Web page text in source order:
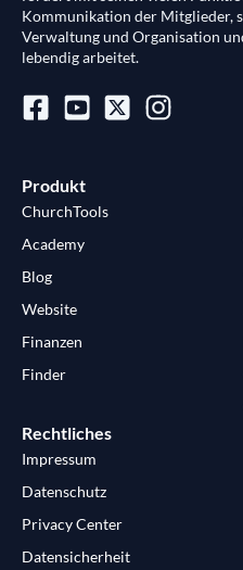
Kommunikation der Mitglieder,
Verwaltung und Organisation
lebendig arbeitet.
Produkt
ChurchTools
Academy
Blog
Website
Finanzen
Finder
Rechtliches
Impressum
Datenschutz
Privacy Center
Datensicherheit